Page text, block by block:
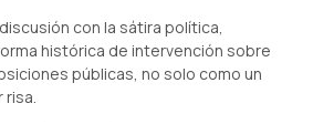
con la sátira política,
histórica de intervención sobre
públicas, no solo como un
risa.